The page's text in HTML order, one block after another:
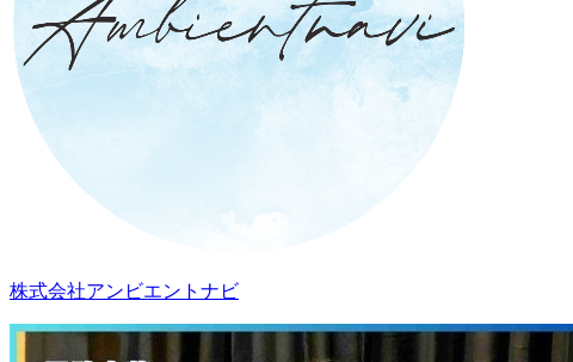
株式会社アンビエントナビ